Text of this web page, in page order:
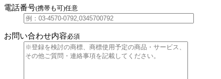
電話番号(携帯も可)任意
お問い合わせ内容必須